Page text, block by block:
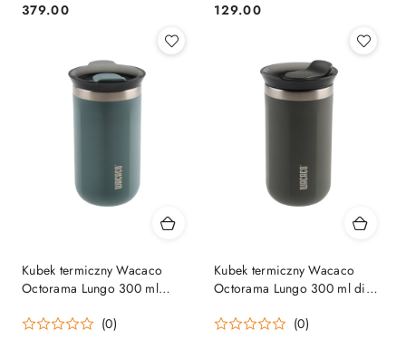
Cena:
379.00 Cena:
129.00
Kubek termiczny Wacaco
Octorama Lungo 300 ml
(0)
Kubek termiczny Wacaco
Octorama Lungo 300 ml dim
(0)